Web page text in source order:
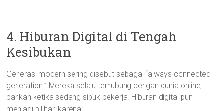
4. Hiburan Digital di Tengah
Kesibukan
Generasi modern sering disebut sebagai “always connected
generation.” Mereka selalu terhubung dengan dunia online,
bahkan ketika sedang sibuk bekerja. Hiburan digital pun
menjadi pilihan karena: